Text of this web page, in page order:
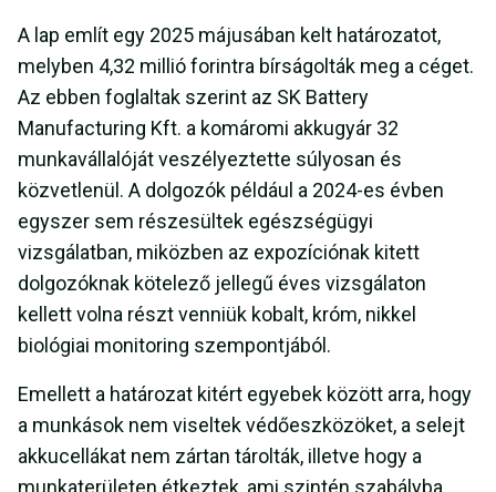
A lap említ egy 2025 májusában kelt határozatot,
melyben 4,32 millió forintra bírságolták meg a céget.
Az ebben foglaltak szerint az SK Battery
Manufacturing Kft. a komáromi akkugyár 32
munkavállalóját veszélyeztette súlyosan és
közvetlenül. A dolgozók például a 2024-es évben
egyszer sem részesültek egészségügyi
vizsgálatban, miközben az expozíciónak kitett
dolgozóknak kötelező jellegű éves vizsgálaton
kellett volna részt venniük kobalt, króm, nikkel
biológiai monitoring szempontjából.
Emellett a határozat kitért egyebek között arra, hogy
a munkások nem viseltek védőeszközöket, a selejt
akkucellákat nem zártan tárolták, illetve hogy a